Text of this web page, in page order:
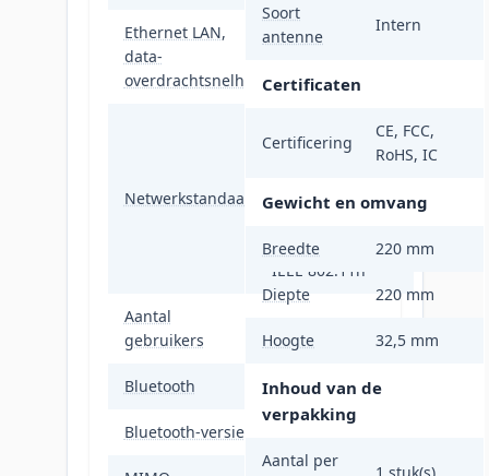
Ethernet LAN,
data-
overdrachtsnelheden
Netwerkstandaard
IEEE 802.11ac,
IEEE 802.11b,
IEEE 802.11g,
IEEE 802.11n
Aantal
gebruikers
Bluetooth Ja
Bluetooth-versie
Soort
antenne
Intern
Certificaten
Certificering
CE, FCC,
RoHS, IC
Gewicht en omvang
Breedte 220 mm
Diepte 220 mm
Hoogte 32,5 mm
Inhoud van de
verpakking
Aantal per